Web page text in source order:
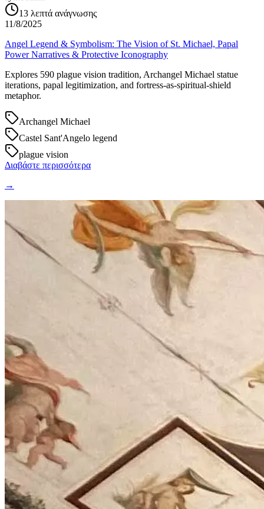
13 λεπτά ανάγνωσης
11/8/2025
Angel Legend & Symbolism: The Vision of St. Michael, Papal
Power Narratives & Protective Iconography
Explores 590 plague vision tradition, Archangel Michael statue
iterations, papal legitimization, and fortress-as-spiritual-shield
metaphor.
Archangel Michael
Castel Sant'Angelo legend
plague vision
Διαβάστε περισσότερα
→